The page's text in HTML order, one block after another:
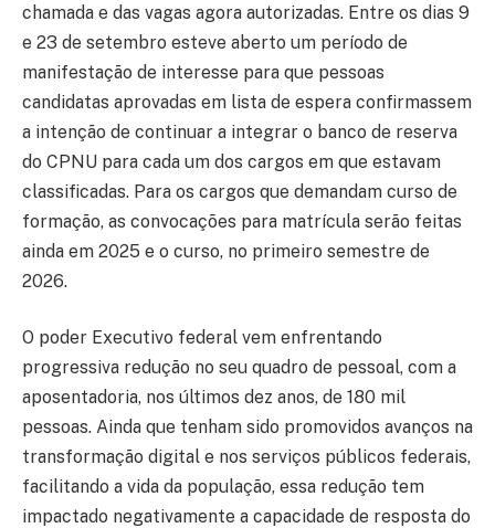
chamada e das vagas agora autorizadas. Entre os dias 9
e 23 de setembro esteve aberto um período de
manifestação de interesse para que pessoas
candidatas aprovadas em lista de espera confirmassem
a intenção de continuar a integrar o banco de reserva
do CPNU para cada um dos cargos em que estavam
classificadas. Para os cargos que demandam curso de
formação, as convocações para matrícula serão feitas
ainda em 2025 e o curso, no primeiro semestre de
2026.
O poder Executivo federal vem enfrentando
progressiva redução no seu quadro de pessoal, com a
aposentadoria, nos últimos dez anos, de 180 mil
pessoas. Ainda que tenham sido promovidos avanços na
transformação digital e nos serviços públicos federais,
facilitando a vida da população, essa redução tem
impactado negativamente a capacidade de resposta do